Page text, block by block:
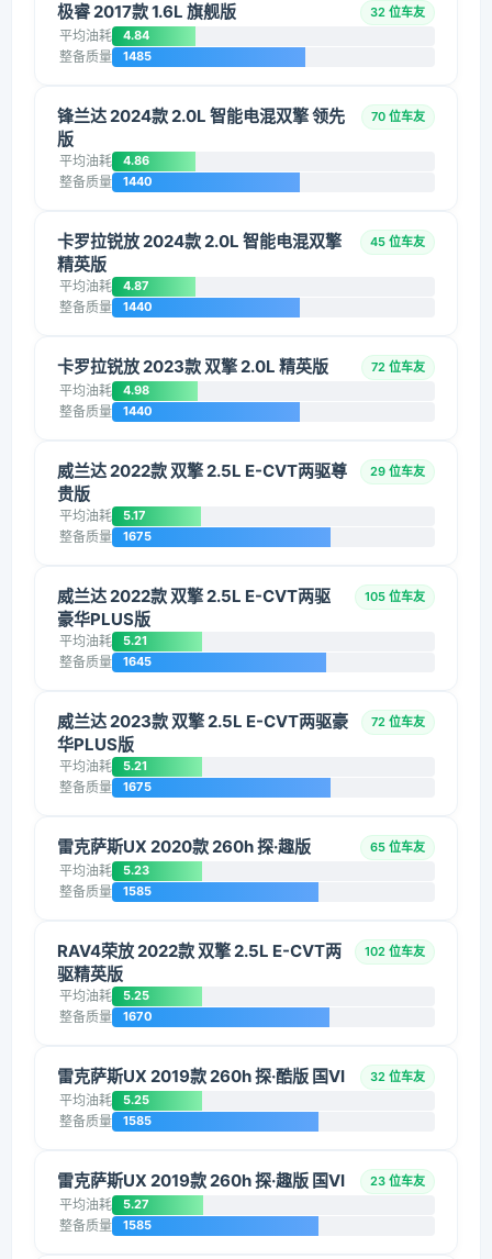
极睿 2017款 1.6L 旗舰版 32 位车友
平均油耗 4.84
整备质量 1485
锋兰达 2024款 2.0L 智能电混双擎 领先
版
70 位车友
平均油耗 4.86
整备质量 1440
卡罗拉锐放 2024款 2.0L 智能电混双擎
精英版
45 位车友
平均油耗 4.87
整备质量 1440
卡罗拉锐放 2023款 双擎 2.0L 精英版 72 位车友
平均油耗 4.98
整备质量 1440
威兰达 2022款 双擎 2.5L E-CVT两驱尊
贵版
29 位车友
平均油耗 5.17
整备质量 1675
威兰达 2022款 双擎 2.5L E-CVT两驱
豪华PLUS版
105 位车友
平均油耗 5.21
整备质量 1645
威兰达 2023款 双擎 2.5L E-CVT两驱豪
华PLUS版
72 位车友
平均油耗 5.21
整备质量 1675
雷克萨斯UX 2020款 260h 探·趣版 65 位车友
平均油耗 5.23
整备质量 1585
RAV4荣放 2022款 双擎 2.5L E-CVT两
驱精英版
102 位车友
平均油耗 5.25
整备质量 1670
雷克萨斯UX 2019款 260h 探·酷版 国VI 32 位车友
平均油耗 5.25
整备质量 1585
雷克萨斯UX 2019款 260h 探·趣版 国VI 23 位车友
平均油耗 5.27
整备质量 1585